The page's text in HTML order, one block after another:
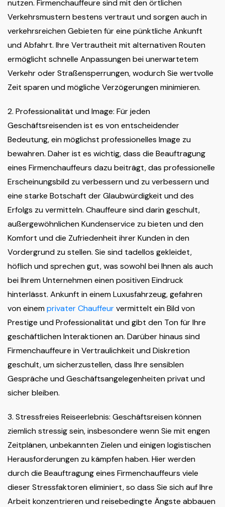
nutzen. Firmenchauffeure sind mit den örtlichen
Verkehrsmustern bestens vertraut und sorgen auch in
verkehrsreichen Gebieten für eine pünktliche Ankunft
und Abfahrt. Ihre Vertrautheit mit alternativen Routen
ermöglicht schnelle Anpassungen bei unerwartetem
Verkehr oder Straßensperrungen, wodurch Sie wertvolle
Zeit sparen und mögliche Verzögerungen minimieren.
2. Professionalität und Image: Für jeden
Geschäftsreisenden ist es von entscheidender
Bedeutung, ein möglichst professionelles Image zu
bewahren. Daher ist es wichtig, dass die Beauftragung
eines Firmenchauffeurs dazu beiträgt, das professionelle
Erscheinungsbild zu verbessern und zu verbessern und
eine starke Botschaft der Glaubwürdigkeit und des
Erfolgs zu vermitteln. Chauffeure sind darin geschult,
außergewöhnlichen Kundenservice zu bieten und den
Komfort und die Zufriedenheit ihrer Kunden in den
Vordergrund zu stellen. Sie sind tadellos gekleidet,
höflich und sprechen gut, was sowohl bei Ihnen als auch
bei Ihrem Unternehmen einen positiven Eindruck
hinterlässt. Ankunft in einem Luxusfahrzeug, gefahren
von einemprivater Chauffeurvermittelt ein Bild von
Prestige und Professionalität und gibt den Ton für Ihre
geschäftlichen Interaktionen an. Darüber hinaus sind
Firmenchauffeure in Vertraulichkeit und Diskretion
geschult, um sicherzustellen, dass Ihre sensiblen
Gespräche und Geschäftsangelegenheiten privat und
sicher bleiben.
3. Stressfreies Reiseerlebnis: Geschäftsreisen können
ziemlich stressig sein, insbesondere wenn Sie mit engen
Zeitplänen, unbekannten Zielen und einigen logistischen
Herausforderungen zu kämpfen haben. Hier werden
durch die Beauftragung eines Firmenchauffeurs viele
dieser Stressfaktoren eliminiert, so dass Sie sich auf Ihre
Arbeit konzentrieren und reisebedingte Ängste abbauen